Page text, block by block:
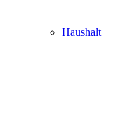
Haushalt